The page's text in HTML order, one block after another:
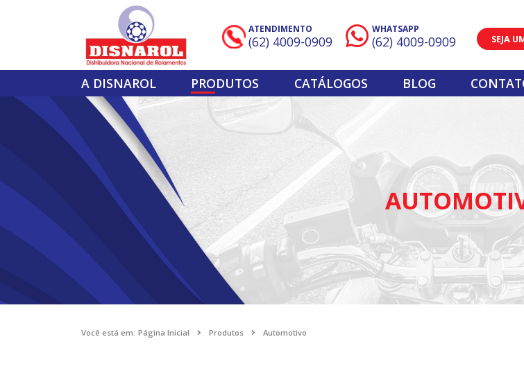
ATENDIMENTO
(62) 4009-0909
WHATSAPP
(62) 4009-0909 SEJA
A DISNAROL PRODUTOS CATÁLOGOS BLOG
Você está em: Página Inicial Produtos Automotivo